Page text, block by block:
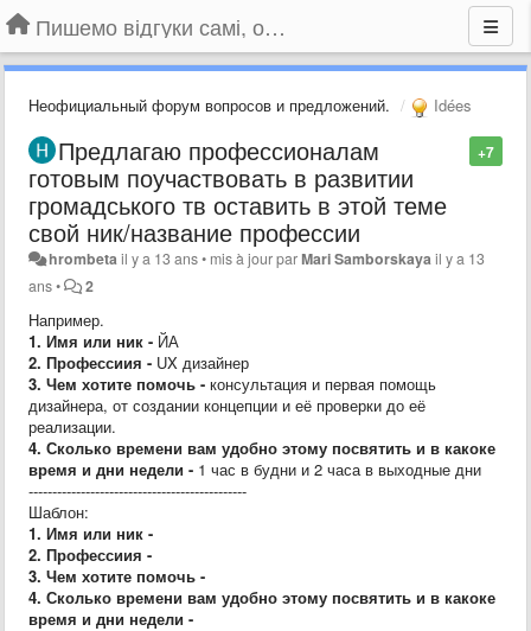
Пишемо відгуки самі, обговорюємо інші ідеї та пропозиції до Громадського Телебачення
Неофициальный форум вопросов и предложений. Idées
+7
Предлагаю профессионалам
готовым поучаствовать в развитии
громадського тв оставить в этой теме
свой ник/название профессии
hrombeta il y a 13 ans• mis à jour parMari Samborskaya il y a 13
ans• 2
Например.
1. Имя или ник - ЙА
2. Профессиия - UX дизайнер
3. Чем хотите помочь - консультация и первая помощь
дизайнера, от создании концепции и её проверки до её
реализации.
4. Сколько времени вам удобно этому посвятить и в какоке
время и дни недели - 1 час в будни и 2 часа в выходные дни
----------------------------------------------
Шаблон:
1. Имя или ник -
2. Профессиия -
3. Чем хотите помочь -
4. Сколько времени вам удобно этому посвятить и в какоке
время и дни недели -